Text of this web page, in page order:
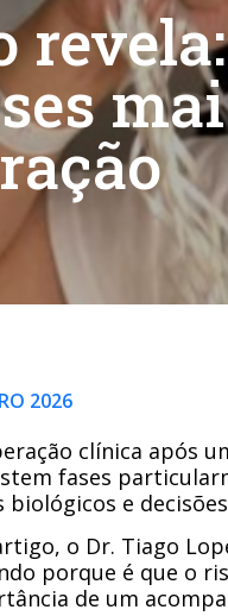
2026
clínica após
fases
biológicos e
o Dr. Tiago
porque é que o
de um